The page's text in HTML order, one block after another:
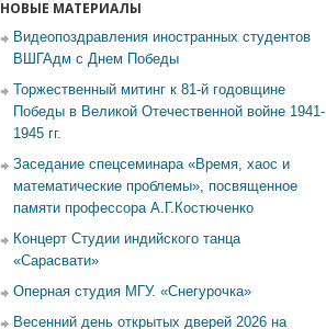
НОВЫЕ МАТЕРИАЛЫ
Видеопоздравления иностранных студентов
ВШГАдм с Днем Победы
Торжественный митинг к 81-й годовщине
Победы в Великой Отечественной войне 1941-
1945 гг.
Заседание спецсеминара «Время, хаос и
математические проблемы», посвященное
памяти профессора А.Г.Костюченко
Концерт Студии индийского танца
«Сарасвати»
Оперная студия МГУ. «Снегурочка»
Весенний день открытых дверей 2026 на